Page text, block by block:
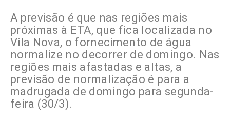
A previsão é que nas regiões mais
próximas à ETA, que fica localizada no
Vila Nova, o fornecimento de água
normalize no decorrer de domingo. Nas
regiões mais afastadas e altas, a
previsão de normalização é para a
madrugada de domingo para segunda-
feira (30/3).